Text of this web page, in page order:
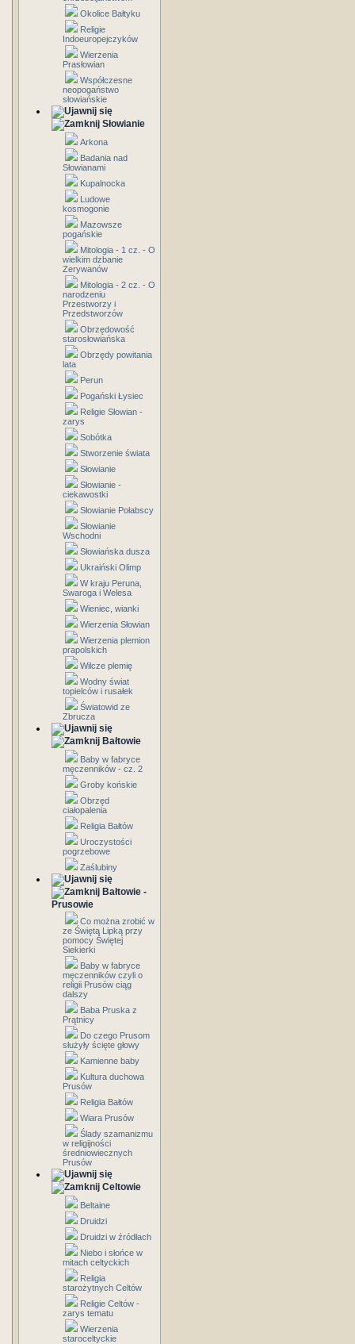
Okolice Bałtyku
Religie
Indoeuropejczyków
Wierzenia
Prasłowian
Współczesne
neopogaństwo
słowiańskie
Słowianie
Arkona
Badania nad
Słowianami
Kupalnocka
Ludowe
kosmogonie
Mazowsze
pogańskie
Mitologia - 1 cz. - O
wielkim dzbanie
Zerywanów
Mitologia - 2 cz. - O
narodzeniu
Przestworzy i
Przedstworzów
Obrzędowość
starosłowiańska
Obrzędy powitania
lata
Perun
Pogański Łysiec
Religie Słowian -
zarys
Sobótka
Stworzenie świata
Słowianie
Słowianie -
ciekawostki
Słowianie Połabscy
Słowianie
Wschodni
Słowiańska dusza
Ukraiński Olimp
W kraju Peruna,
Swaroga i Welesa
Wieniec, wianki
Wierzenia Słowian
Wierzenia plemion
prapolskich
Wilcze plemię
Wodny świat
topielców i rusałek
Światowid ze
Zbrucza
Bałtowie
Baby w fabryce
męczenników - cz. 2
Groby końskie
Obrzęd
ciałopalenia
Religia Bałtów
Uroczystości
pogrzebowe
Zaślubiny
Bałtowie -
Prusowie
Co można zrobić w
ze Świętą Lipką przy
pomocy Świętej
Siekierki
Baby w fabryce
męczenników czyli o
religii Prusów ciąg
dalszy
Baba Pruska z
Prątnicy
Do czego Prusom
służyły ścięte głowy
Kamienne baby
Kultura duchowa
Prusów
Religia Bałtów
Wiara Prusów
Ślady szamanizmu
w religijności
średniowiecznych
Prusów
Celtowie
Beltaine
Druidzi
Druidzi w źródłach
Niebo i słońce w
mitach celtyckich
Religia
starożytnych Celtów
Religie Celtów -
zarys tematu
Wierzenia
staroceltyckie